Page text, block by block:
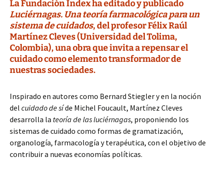
La Fundación Index ha editado y publicado
Luciérnagas. Una teoría farmacológica para un
sistema de cuidados, del profesor Félix Raúl
Martínez Cleves (Universidad del Tolima,
Colombia), una obra que invita a repensar el
cuidado como elemento transformador de
nuestras sociedades.
Inspirado en autores como Bernard Stiegler y en la noción
del cuidado de síde Michel Foucault, Martínez Cleves
desarrolla la teoría de las luciérnagas, proponiendo los
sistemas de cuidado como formas de gramatización,
organología, farmacología y terapéutica, con el objetivo de
contribuir a nuevas economías políticas.